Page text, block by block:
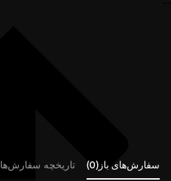
سفارش‌های باز(0) تاریخچه سفارش‌ها